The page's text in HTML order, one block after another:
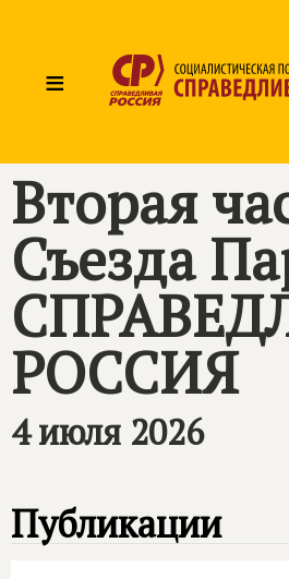
≡
Вторая
Съезда
РОССИЯ
4 июля 2026
Публикации